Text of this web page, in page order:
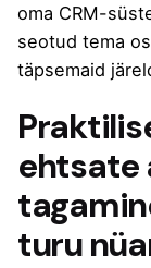
oma CRM-
seotud tema
täpsemaid
ehtsate
turu